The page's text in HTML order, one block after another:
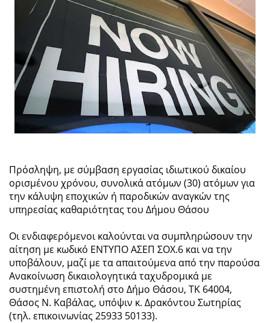
Πρόσληψη, με σύμβαση εργασίας ιδιωτικού δικαίου
ορισμένου χρόνου, συνολικά ατόμων (30) ατόμων για
την κάλυψη εποχικών ή παροδικών αναγκών της
υπηρεσίας καθαριότητας του Δήμου Θάσου
Οι ενδιαφερόμενοι καλούνται να συμπληρώσουν την
αίτηση με κωδικό ΕΝΤΥΠΟ ΑΣΕΠ ΣΟΧ.6 και να την
υποβάλουν, μαζί με τα απαιτούμενα από την παρούσα
Ανακοίνωση δικαιολογητικά ταχυδρομικά με
συστημένη επιστολή στο Δήμο Θάσου, ΤΚ 64004,
Θάσος Ν. Καβάλας, υπόψιν κ. Δρακόντου Σωτηρίας
(τηλ. επικοινωνίας 25933 50133).